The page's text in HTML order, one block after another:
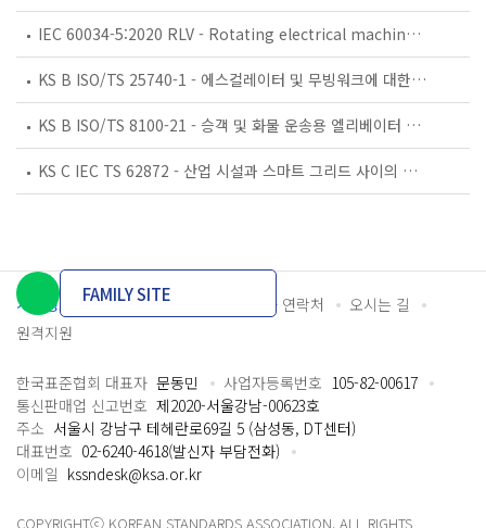
IEC 60034-5:2020 RLV - Rotating electrical machines - Part 5: Degrees of protection provided by the integral design of rotating electrical machines (IP code) - Classification
KS B ISO/TS 25740-1 - 에스컬레이터 및 무빙워크에 대한 안전요건 — 제1부: 세계공통 필수 안전요건(GESRs)
KS B ISO/TS 8100-21 - 승객 및 화물 운송용 엘리베이터 —제21부: 세계공통 필수안전요건(GESRs)을 충족하는 세계공통 안전 파라미터(GSPs)
KS C IEC TS 62872 - 산업 시설과 스마트 그리드 사이의 산업 공정 측정, 제어 및 자동화 시스템 인터페이스
개인정보처리방침 이용약관 담당자 연락처
오시는 길
원격지원
FAMILY SITE
한국표준협회 대표자 문동민 사업자등록번호 105-82-00617
통신판매업 신고번호 제2020-서울강남-00623호
주소 서울시 강남구 테헤란로69길 5 (삼성동, DT센터)
대표번호 02-6240-4618(발신자 부담전화)
이메일 kssndesk@ksa.or.kr
COPYRIGHTⓒ KOREAN STANDARDS ASSOCIATION. ALL RIGHTS